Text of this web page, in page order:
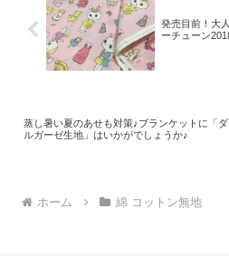
発売目前！大
ーチューン
蒸し暑い夏のあせも対策♪ブランケットに「
ルガーゼ生地」はいかがでしょうか♪
ホーム 綿 コットン無地